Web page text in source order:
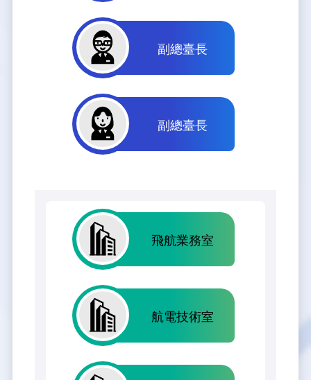
內部控制制度
飛航服務總臺執行職務安全及衛生防護報告
副總臺長
副總臺長
飛航業務室
航電技術室